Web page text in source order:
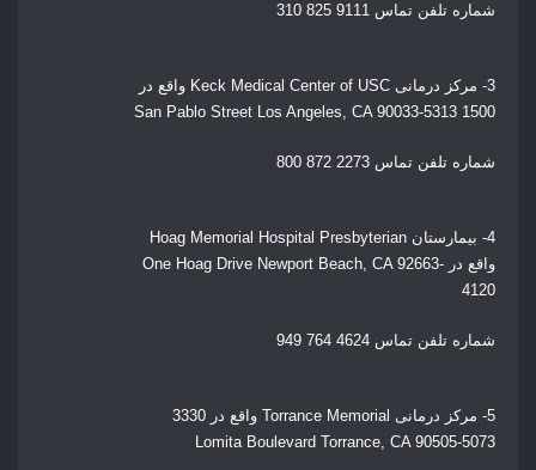
شماره تلفن تماس 9111 825 310
3- مرکز درمانی Keck Medical Center of USC واقع در
1500 San Pablo Street Los Angeles, CA 90033-5313
شماره تلفن تماس 2273 872 800
4- بیمارستان Hoag Memorial Hospital Presbyterian
واقع در One Hoag Drive Newport Beach, CA 92663-
4120
شماره تلفن تماس 4624 764 949
5- مرکز درمانی Torrance Memorial واقع در
3330
Lomita Boulevard Torrance, CA 90505-5073